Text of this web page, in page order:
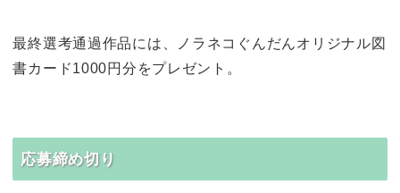
最終選考通過作品には、ノラネコぐんだんオリジナル図
書カード1000円分をプレゼント。
応募締め切り